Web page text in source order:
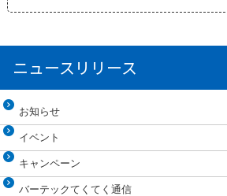
ニュースリリース
お知らせ
イベント
キャンペーン
バーテックてくてく通信